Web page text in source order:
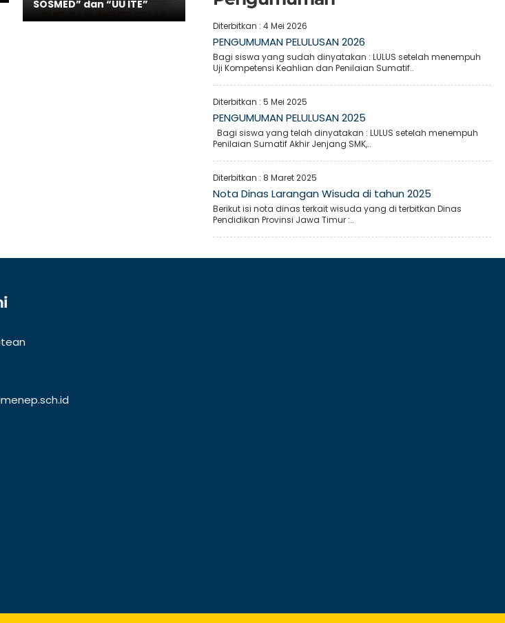
SOSMED” dan “UU ITE”
Diterbitkan :4 Mei 2026
PENGUMUMAN PELULUSAN 2026
Bagi siswa yang sudah dinyatakan : LULUS setelah menempuh
Uji Kompetensi Keahlian dan Penilaian Sumatif..
Diterbitkan :5 Mei 2025
PENGUMUMAN PELULUSAN 2025
Bagi siswa yang telah dinyatakan : LULUS setelah menempuh
Penilaian Sumatif Akhir Jenjang SMK,..
Diterbitkan : 8 Maret 2025
Nota Dinas Larangan Wisuda di tahun 2025
Berikut isi nota dinas terkait wisuda yang di terbitkan Dinas
Pendidikan Provinsi Jawa Timur :..